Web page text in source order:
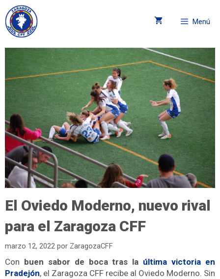
Menú
El Oviedo Moderno, nuevo rival
para el Zaragoza CFF
marzo 12, 2022 por ZaragozaCFF
Con buen sabor de boca tras la última victoria en
Pradejón, el Zaragoza CFF recibe al Oviedo Moderno. Sin